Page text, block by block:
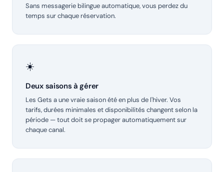
Sans messagerie bilingue automatique, vous perdez du
temps sur chaque réservation.
☀️
Deux saisons à gérer
Les Gets a une vraie saison été en plus de l'hiver. Vos
tarifs, durées minimales et disponibilités changent selon la
période — tout doit se propager automatiquement sur
chaque canal.